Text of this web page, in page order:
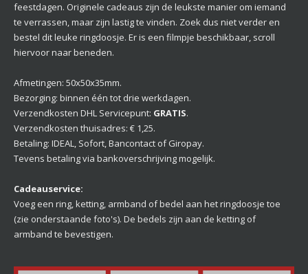
feestdagen. Originele cadeaus zijn de leukste manier om iemand
te verrassen, maar zijn lastig te vinden. Zoek dus niet verder en
bestel dit leuke ringdoosje. Er is een filmpje beschikbaar, scroll
hiervoor naar beneden.
Afmetingen: 50x50x35mm.
Bezorging: binnen één tot drie werkdagen.
Verzendkosten DHL Servicepunt: GRATIS.
Verzendkosten thuisadres: € 1,25.
Betaling: IDEAL, Sofort, Bancontact of Giropay.
Tevens betaling via bankoverschrijving mogelijk.
Cadeauservice:
Voeg een ring, ketting, armband of bedel aan het ringdoosje toe
(zie onderstaande foto's). De bedels zijn aan de ketting of
armband te bevestigen.